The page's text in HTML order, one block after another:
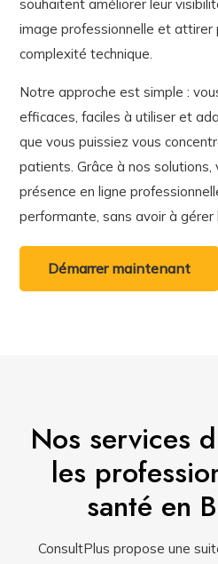
souhaitent améliorer leur
image professionnelle et attirer
complexité technique.
Notre approche est simple :
efficaces, faciles à utiliser et
que vous puissiez vous
patients. Grâce à nos solutions,
présence en ligne
performante, sans avoir à gérer
Démarrer maintenant
Nos services
les
santé en
ConsultPlus propose une